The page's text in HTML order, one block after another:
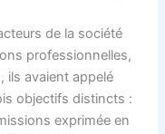
de la société
professionnelles,
ils avaient appelé
objectifs distincts :
exprimée en